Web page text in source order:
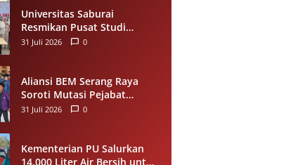
Universitas Saburai
Resmikan Pusat Studi
Kepolisian, Gandeng Polda
31 Juli 2026 0
Aliansi BEM Serang Raya
Soroti Mutasi Pejabat
Pemkot Serang, Minta
31 Juli 2026 0
Kementerian PU Salurkan
14.000 Liter Air Bersih untuk